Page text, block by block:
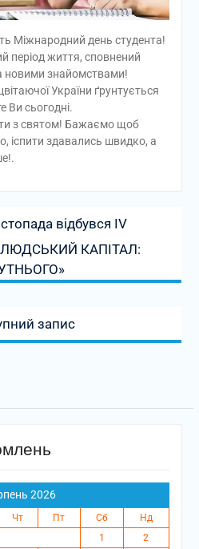
Міжнародний день студента!
період життя, сповнений
новими знайомствами!
України ґрунтується
Ви сьогодні.
з святом! Бажаємо щоб
іспити здавались швидко, а
відбувся IV
КАПІТАЛ:
запис
2026
Чт Пт Сб
Нд
1
2